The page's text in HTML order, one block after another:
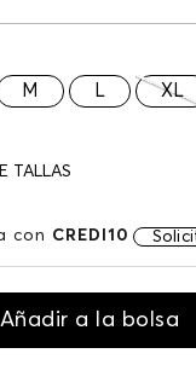
M L XL
TALLAS
con CREDI10
Añadir a la bolsa